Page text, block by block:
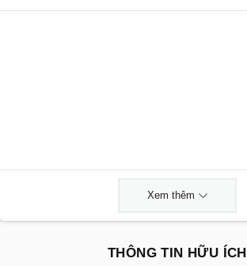
Xem thêm
THÔNG TIN HỮU ÍCH